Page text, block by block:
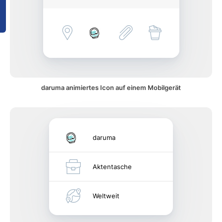
daruma animiertes Icon auf einem Mobilgerät
daruma
Aktentasche
Weltweit